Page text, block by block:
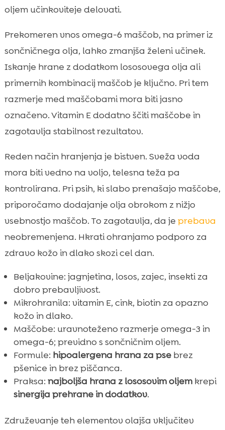
oljem učinkoviteje delovati.
Prekomeren vnos omega-6 maščob, na primer iz
sončničnega olja, lahko zmanjša želeni učinek.
Iskanje hrane z dodatkom lososovega olja ali
primernih kombinacij maščob je ključno. Pri tem
razmerje med maščobami mora biti jasno
označeno. Vitamin E dodatno ščiti maščobe in
zagotavlja stabilnost rezultatov.
Reden način hranjenja je bistven. Sveža voda
mora biti vedno na voljo, telesna teža pa
kontrolirana. Pri psih, ki slabo prenašajo maščobe,
priporočamo dodajanje olja obrokom z nižjo
vsebnostjo maščob. To zagotavlja, da je prebava
neobremenjena. Hkrati ohranjamo podporo za
zdravo kožo in dlako skozi cel dan.
Beljakovine: jagnjetina, losos, zajec, insekti za
dobro prebavljivost.
Mikrohranila: vitamin E, cink, biotin za opazno
kožo in dlako.
Maščobe: uravnoteženo razmerje omega-3 in
omega-6; previdno s sončničnim oljem.
Formule: hipoalergena hrana za psebrez
pšenice in brez piščanca.
Praksa: najboljša hrana z lososovim oljemkrepi
sinergija prehrane in dodatkov.
Združevanje teh elementov olajša vključitev